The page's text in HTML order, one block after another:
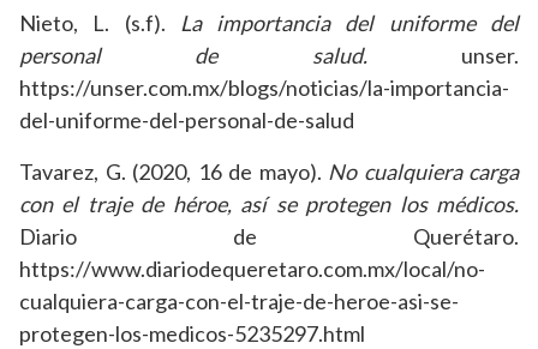
Nieto, L. (s.f). La importancia del uniforme del
personal de salud. unser.
https://unser.com.mx/blogs/noticias/la-importancia-
del-uniforme-del-personal-de-salud
Tavarez, G. (2020, 16 de mayo). No cualquiera carga
con el traje de héroe, así se protegen los médicos.
Diario de Querétaro.
https://www.diariodequeretaro.com.mx/local/no-
cualquiera-carga-con-el-traje-de-heroe-asi-se-
protegen-los-medicos-5235297.html